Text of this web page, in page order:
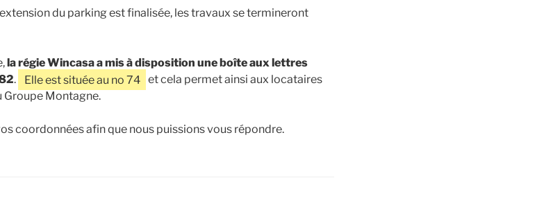
du parking est finalisée, les travaux se termineront
la régie Wincasa a mis à disposition une boîte aux lettres
. Elle est située au no 74
et cela permet ainsi aux locataires
Groupe Montagne.
coordonnées afin que nous puissions vous répondre.